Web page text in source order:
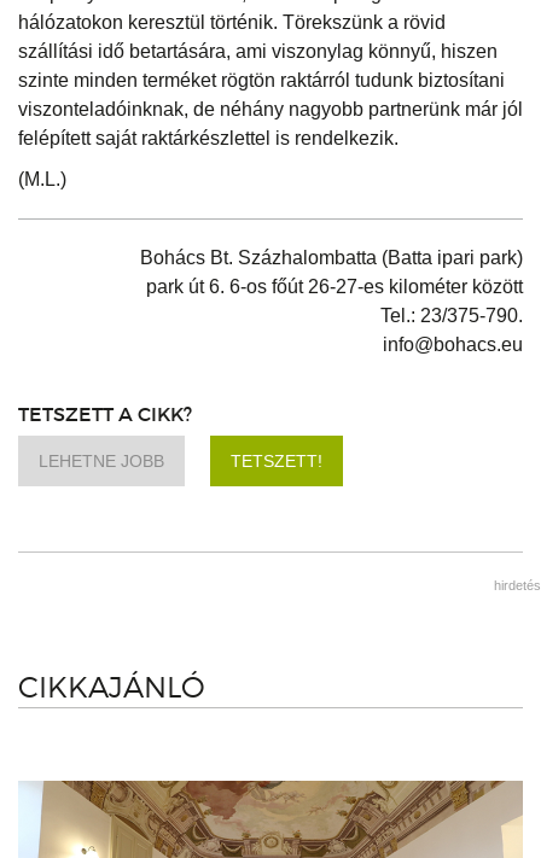
hálózatokon keresztül történik. Törekszünk a rövid
szállítási idő betartására, ami viszonylag könnyű, hiszen
szinte minden terméket rögtön raktárról tudunk biztosítani
viszonteladóinknak, de néhány nagyobb partnerünk már jól
felépített saját raktárkészlettel is rendelkezik.
(M.L.)
Bohács Bt. Százhalombatta (Batta ipari park)
park út 6. 6-os főút 26-27-es kilométer között
Tel.: 23/375-790.
info@bohacs.eu
TETSZETT A CIKK?
LEHETNE JOBB TETSZETT!
hirdetés
CIKKAJÁNLÓ